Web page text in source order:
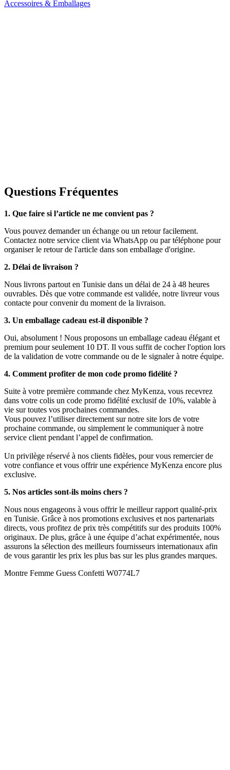
Accessoires & Emballages
Questions Fréquentes
1. Que faire si l’article ne me convient pas ?
Vous pouvez demander un échange ou un retour facilement.
Contactez notre service client via WhatsApp ou par téléphone pour
organiser le retour de l'article dans son emballage d'origine.
2. Délai de livraison ?
Nous livrons partout en Tunisie dans un délai de 24 à 48 heures
ouvrables. Dès que votre commande est validée, notre livreur vous
contacte pour convenir du moment de la livraison.
3. Un emballage cadeau est-il disponible ?
Oui, absolument ! Nous proposons un emballage cadeau élégant et
premium pour seulement 10 DT. Il vous suffit de cocher l'option lors
de la validation de votre commande ou de le signaler à notre équipe.
4. Comment profiter de mon code promo fidélité ?
Suite à votre première commande chez MyKenza, vous recevrez
dans votre colis un code promo fidélité exclusif de 10%, valable à
vie sur toutes vos prochaines commandes.
Vous pouvez l’utiliser directement sur notre site lors de votre
prochaine commande, ou simplement le communiquer à notre
service client pendant l’appel de confirmation.
Un privilège réservé à nos clients fidèles, pour vous remercier de
votre confiance et vous offrir une expérience MyKenza encore plus
exclusive.
5. Nos articles sont-ils moins chers ?
Nous nous engageons à vous offrir le meilleur rapport qualité-prix
en Tunisie. Grâce à nos promotions exclusives et nos partenariats
directs, vous profitez de prix très compétitifs sur des produits 100%
originaux. De plus, grâce à une équipe d’achat expérimentée, nous
assurons la sélection des meilleurs fournisseurs internationaux afin
de vous garantir les prix les plus bas sur les plus grandes marques.
Montre Femme Guess Confetti W0774L7